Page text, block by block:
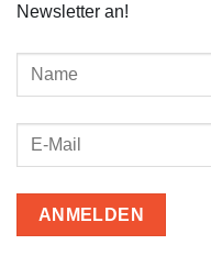
Newsletter an!